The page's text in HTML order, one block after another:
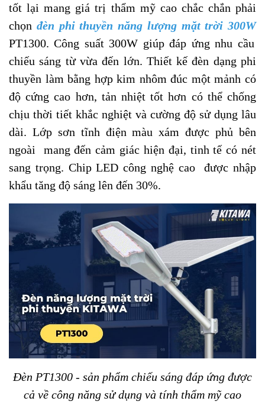
tốt lại mang giá trị thẩm mỹ cao chắc chắn phải
chọn đèn phi thuyền năng lượng mặt trời 300W
PT1300. Công suất 300W giúp đáp ứng nhu cầu
chiếu sáng từ vừa đến lớn. Thiết kế đèn dạng phi
thuyền làm bằng hợp kim nhôm đúc một mảnh có
độ cứng cao hơn, tản nhiệt tốt hơn có thể chống
chịu thời tiết khắc nghiệt và cường độ sử dụng lâu
dài. Lớp sơn tĩnh điện màu xám được phủ bên
ngoài mang đến cảm giác hiện đại, tinh tế có nét
sang trọng. Chip LED công nghệ cao được nhập
khẩu tăng độ sáng lên đến 30%.
Đèn PT1300 - sản phẩm chiếu sáng đáp ứng được
cả về công năng sử dụng và tính thẩm mỹ cao